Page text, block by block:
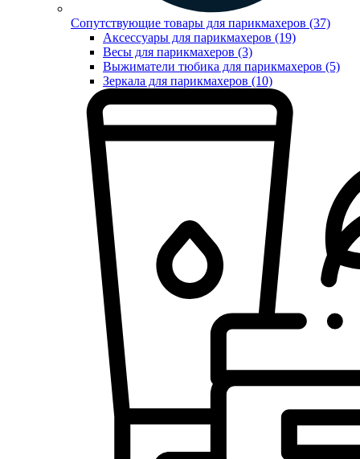
Сопутствующие товары для парикмахеров (37)
Аксессуары для парикмахеров (19)
Весы для парикмахеров (3)
Выжиматели тюбика для парикмахеров (5)
Зеркала для парикмахеров (10)